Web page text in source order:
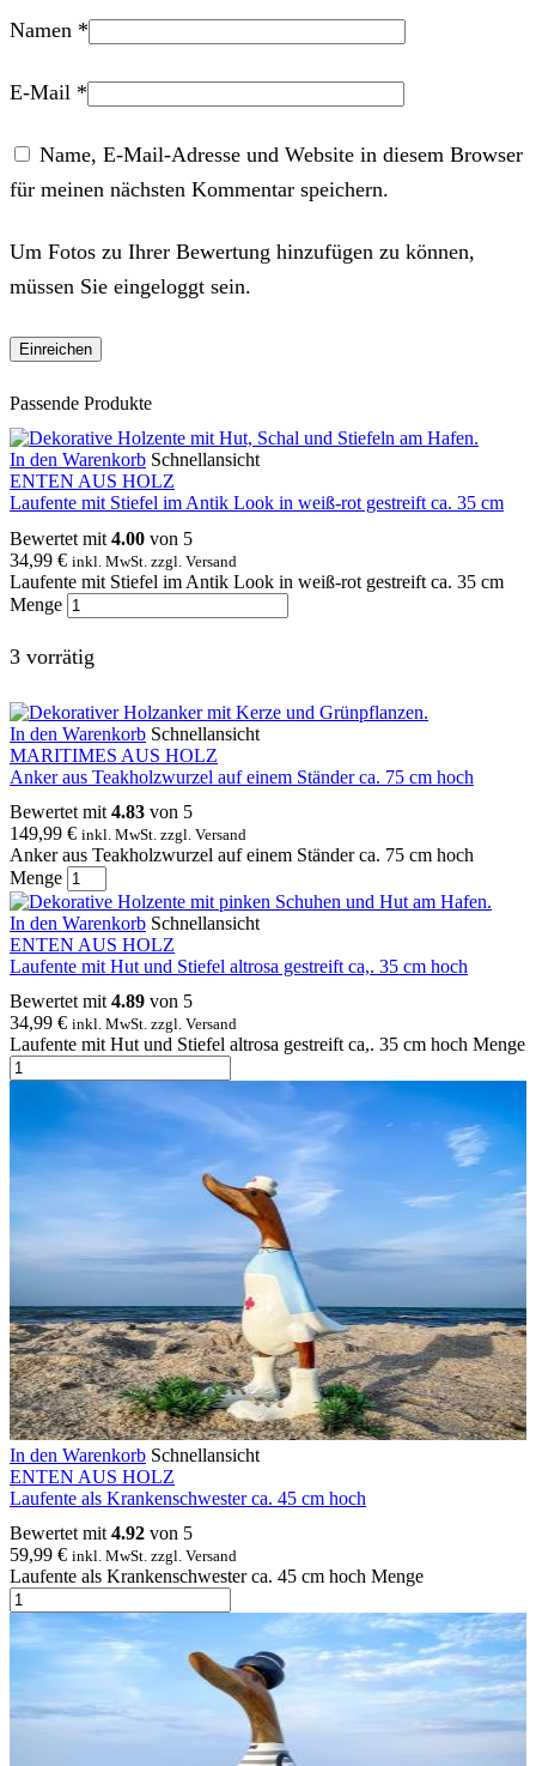
Namen *
E-Mail *
Name, E-Mail-Adresse und Website in diesem Browser
für meinen nächsten Kommentar speichern.
Um Fotos zu Ihrer Bewertung hinzufügen zu können,
müssen Sie eingeloggt sein.
Passende Produkte
In den Warenkorb Schnellansicht
ENTEN AUS HOLZ
Laufente mit Stiefel im Antik Look in weiß-rot gestreift ca. 35 cm
Bewertet mit 4.00 von 5
34,99 € inkl. MwSt. zzgl. Versand
Laufente mit Stiefel im Antik Look in weiß-rot gestreift ca. 35 cm
Menge
3 vorrätig
In den Warenkorb Schnellansicht
MARITIMES AUS HOLZ
Anker aus Teakholzwurzel auf einem Ständer ca. 75 cm hoch
Bewertet mit 4.83 von 5
149,99 € inkl. MwSt. zzgl. Versand
Anker aus Teakholzwurzel auf einem Ständer ca. 75 cm hoch
Menge
In den Warenkorb Schnellansicht
ENTEN AUS HOLZ
Laufente mit Hut und Stiefel altrosa gestreift ca,. 35 cm hoch
Bewertet mit 4.89 von 5
34,99 € inkl. MwSt. zzgl. Versand
Laufente mit Hut und Stiefel altrosa gestreift ca,. 35 cm hoch Menge
In den Warenkorb Schnellansicht
ENTEN AUS HOLZ
Laufente als Krankenschwester ca. 45 cm hoch
Bewertet mit 4.92 von 5
59,99 € inkl. MwSt. zzgl. Versand
Laufente als Krankenschwester ca. 45 cm hoch Menge